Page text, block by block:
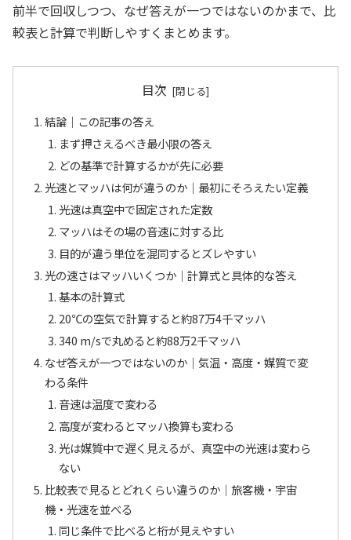
前半で回収しつつ、なぜ答えが一つではないのかまで、比
較表と計算で判断しやすくまとめます。
目次
結論｜この記事の答え
まず押さえるべき最小限の答え
どの基準で計算するかが先に必要
光速とマッハは何が違うのか｜最初にそろえたい定義
光速は真空中で固定された定数
マッハはその場の音速に対する比
目的が違う単位を混同するとズレやすい
光の速さはマッハいくつか｜計算式と具体的な答え
基本の計算式
20℃の空気で計算すると約87万4千マッハ
340 m/sで丸めると約88万2千マッハ
なぜ答えが一つではないのか｜気温・高度・媒質で変
わる条件
音速は温度で変わる
高度が変わるとマッハ換算も変わる
光は媒質中で遅く見えるが、真空中の光速は変わら
ない
比較表で見るとどれくらい違うのか｜旅客機・宇宙
機・光速を並べる
同じ条件で比べると桁が見えやすい